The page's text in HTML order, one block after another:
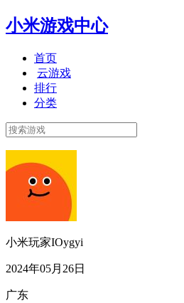
小米游戏中心
首页
云游戏
排行
分类
小米玩家IOygyi
2024年05月26日
广东